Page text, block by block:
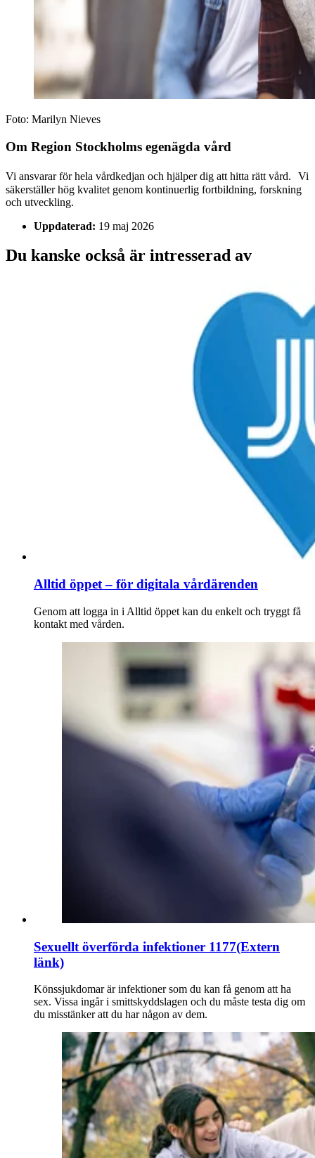
Foto: Marilyn Nieves
Om Region Stockholms egenägda vård
Vi ansvarar för hela vårdkedjan och hjälper dig att hitta rätt vård. Vi
säkerställer hög kvalitet genom kontinuerlig fortbildning, forskning
och utveckling.
Uppdaterad: 19 maj 2026
Du kanske också är intresserad av
Alltid öppet – för digitala vårdärenden
Genom att logga in i Alltid öppet kan du enkelt och tryggt få
kontakt med vården.
Sexuellt överförda infektioner 1177(Extern
länk)
Könssjukdomar är infektioner som du kan få genom att ha
sex. Vissa ingår i smittskyddslagen och du måste testa dig om
du misstänker att du har någon av dem.